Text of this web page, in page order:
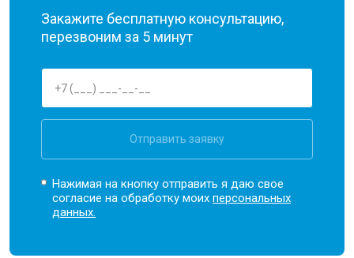
Закажите бесплатную консультацию,
перезвоним за 5 минут
Отправить заявку
Нажимая на кнопку отправить я даю свое
согласие на обработку моихперсональных
данных.